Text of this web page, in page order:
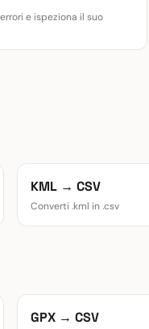
e ispeziona il suo
KML → CSV
Converti .kml in .csv
GPX → CSV